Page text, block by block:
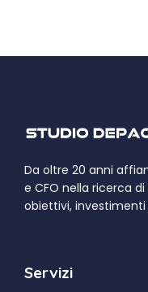
Da oltre 20 anni
e CFO nella ricerca
obiettivi,
Servizi